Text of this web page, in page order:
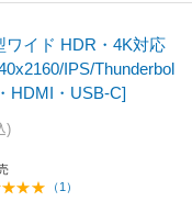
イド HDR・4K対応
IPS/Thunderbol
HDMI・USB-C]
)
（1）